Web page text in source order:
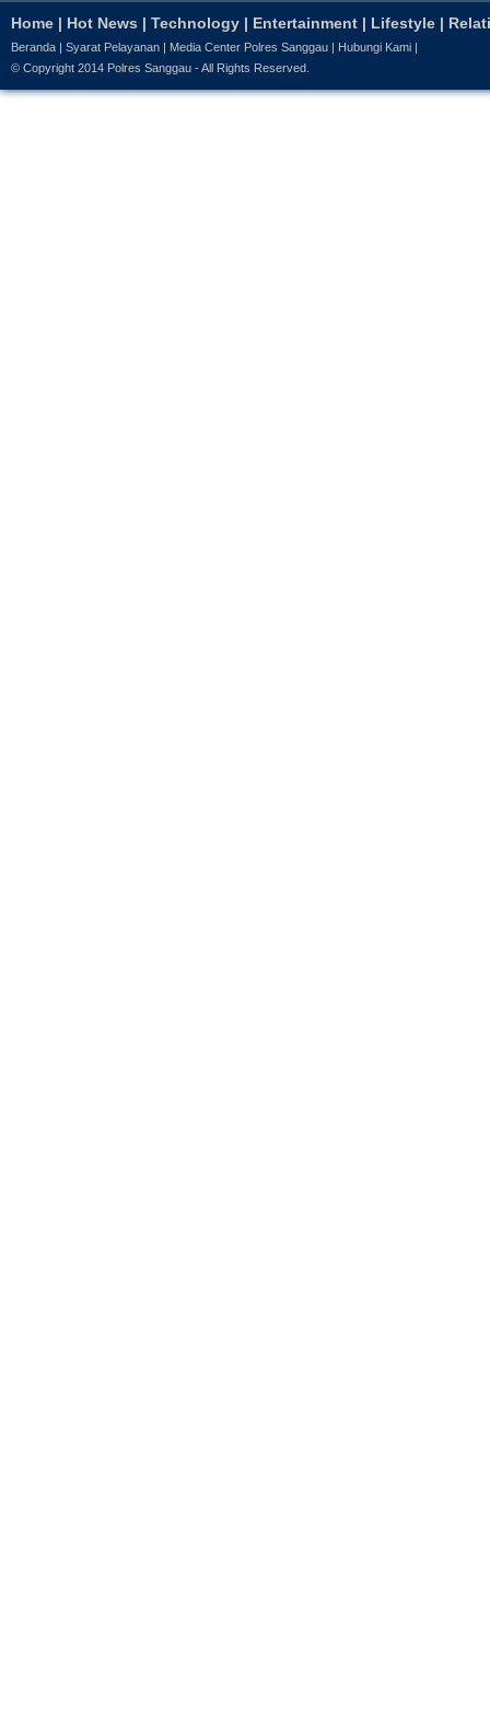
Home | Hot News | Technology | Entertainment | Lifestyle |
Beranda Syarat Pelayanan Media Center Polres Sanggau Hubungi Kami
© Copyright 2014 Polres Sanggau - All Rights Reserved.